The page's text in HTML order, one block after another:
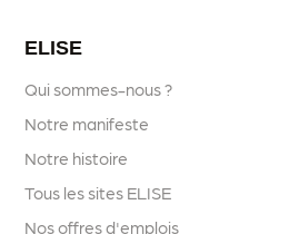
ELISE
Qui sommes-nous ?
Notre manifeste
Notre histoire
Tous les sites ELISE
Nos offres d'emplois